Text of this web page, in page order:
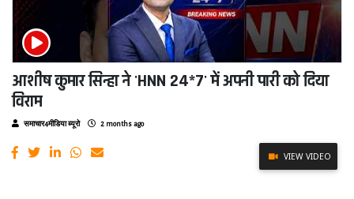
आशीष कुमार सिन्हा ने 'HNN 24*7' में अपनी पारी को दिया
विराम
समाचार4मीडिया ब्यूरो 2 months ago
VIEW VIDEO